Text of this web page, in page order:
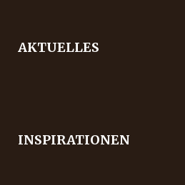
AKTUELLES
INSPIRATIONEN